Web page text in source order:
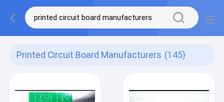
Printed Circuit Board Manufacturers (145)